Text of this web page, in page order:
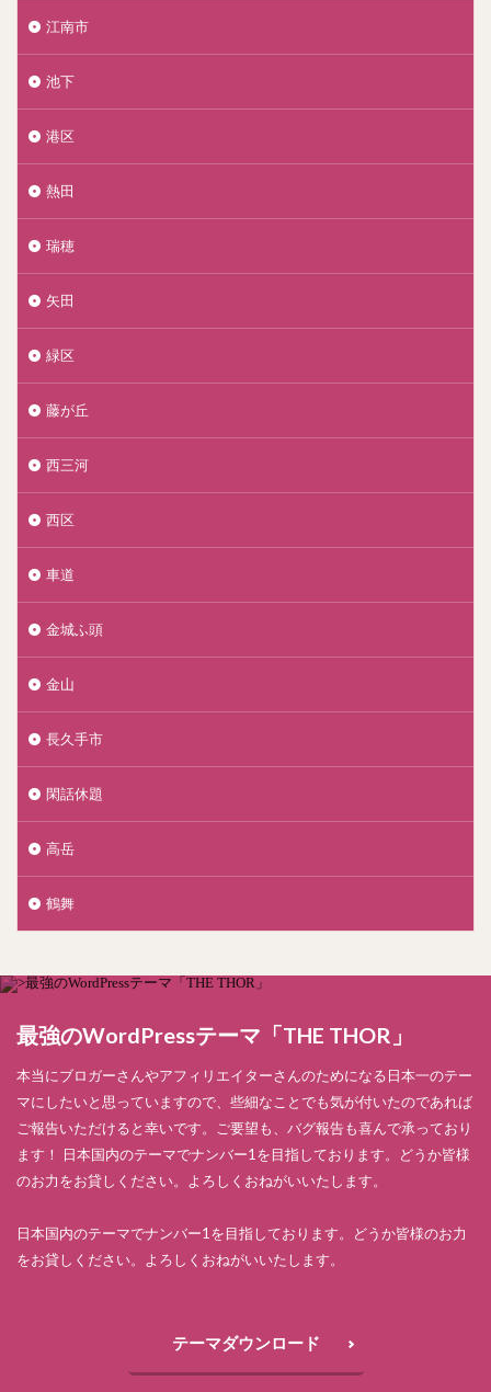
江南市
池下
港区
熱田
瑞穂
矢田
緑区
藤が丘
西三河
西区
車道
金城ふ頭
金山
長久手市
閑話休題
高岳
鶴舞
最強のWordPressテーマ「THE THOR」
本当にブロガーさんやアフィリエイターさんのためになる日本一のテー
マにしたいと思っていますので、些細なことでも気が付いたのであれば
ご報告いただけると幸いです。ご要望も、バグ報告も喜んで承っており
ます！ 日本国内のテーマでナンバー1を目指しております。どうか皆様
のお力をお貸しください。よろしくおねがいいたします。
日本国内のテーマでナンバー1を目指しております。どうか皆様のお力
をお貸しください。よろしくおねがいいたします。
テーマダウンロード